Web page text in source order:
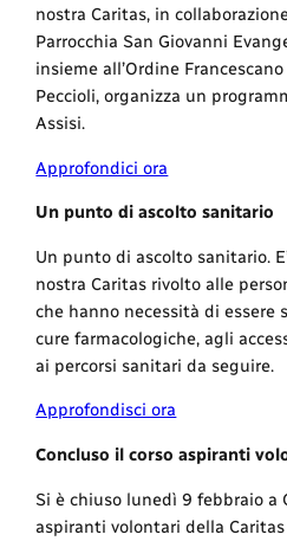
nostra Caritas, in
Parrocchia San Giovanni
insieme all’Ordine
Peccioli, organizza un
Assisi.
Approfondici ora
Un punto di ascolto sanitario
Un punto di ascolto sanitario.
nostra Caritas rivolto alle
che hanno necessità di essere
cure farmacologiche, agli
ai percorsi sanitari da seguire.
Approfondisci ora
Concluso il corso aspiranti
Si è chiuso lunedì 9 febbraio a
aspiranti volontari della